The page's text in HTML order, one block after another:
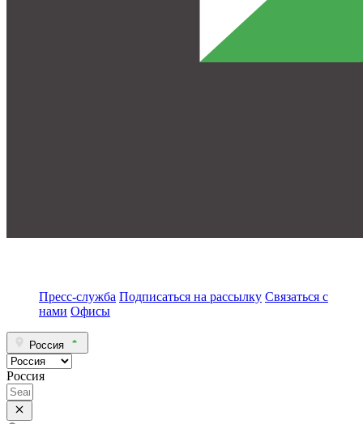
Пресс-служба Подписаться на рассылку Связаться с
нами Офисы
Россия
Россия